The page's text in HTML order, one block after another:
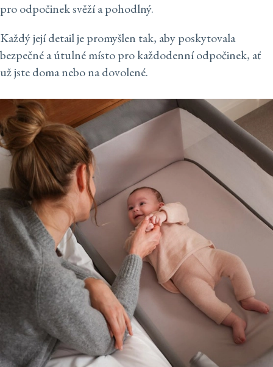
pro odpočinek svěží a pohodlný.
Každý její detail je promyšlen tak, aby poskytovala
bezpečné a útulné místo pro každodenní odpočinek, ať
už jste doma nebo na dovolené.